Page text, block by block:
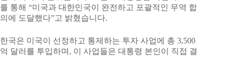
를 통해 “미국과 대한민국이 완전하고 포괄적인 무역 합
의에 도달했다”고 밝혔습니다.
한국은 미국이 선정하고 통제하는 투자 사업에 총 3,500
억 달러를 투입하며, 이 사업들은 대통령 본인이 직접 결